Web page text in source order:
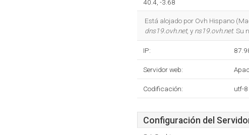
40.4, -3.68
Está alojado por Ovh Hispano
dns19.ovh.net, y ns19.ovh.net. Su
IP:
Servidor web:
Codificación: utf-8
Configuración del